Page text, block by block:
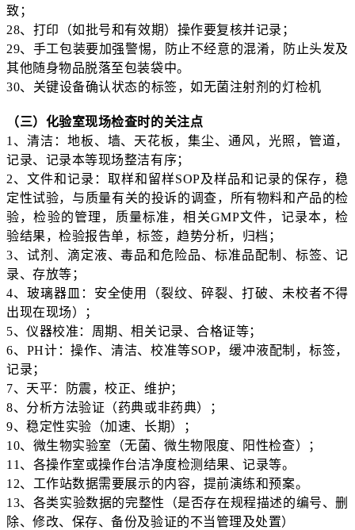
致；
28、打印（如批号和有效期）操作要复核并记录；
29、手工包装要加强警惕，防止不经意的混淆，防止头发及
其他随身物品脱落至包装袋中。
30、关键设备确认状态的标签，如无菌注射剂的灯检机
（三）化验室现场检查时的关注点
1、清洁：地板、墙、天花板，集尘、通风，光照，管道，
记录、记录本等现场整洁有序；
2、文件和记录：取样和留样SOP及样品和记录的保存，稳
定性试验，与质量有关的投诉的调查，所有物料和产品的检
验，检验的管理，质量标准，相关GMP文件，记录本，检
验结果，检验报告单，标签，趋势分析，归档；
3、试剂、滴定液、毒品和危险品、标准品配制、标签、记
录、存放等；
4、玻璃器皿：安全使用（裂纹、碎裂、打破、未校者不得
出现在现场）；
5、仪器校准：周期、相关记录、合格证等；
6、PH计：操作、清洁、校准等SOP，缓冲液配制，标签，
记录；
7、天平：防震，校正、维护；
8、分析方法验证（药典或非药典）；
9、稳定性实验（加速、长期）；
10、微生物实验室（无菌、微生物限度、阳性检查）；
11、各操作室或操作台洁净度检测结果、记录等。
12、工作站数据需要展示的内容，提前演练和预案。
13、各类实验数据的完整性（是否存在规程描述的编号、删
除、修改、保存、备份及验证的不当管理及处置）